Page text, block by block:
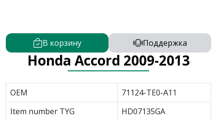
В корзину Поддержка
Honda Accord 2009-2013
OEM
71124-TE0-A11
Item number TYG
HD07135GA